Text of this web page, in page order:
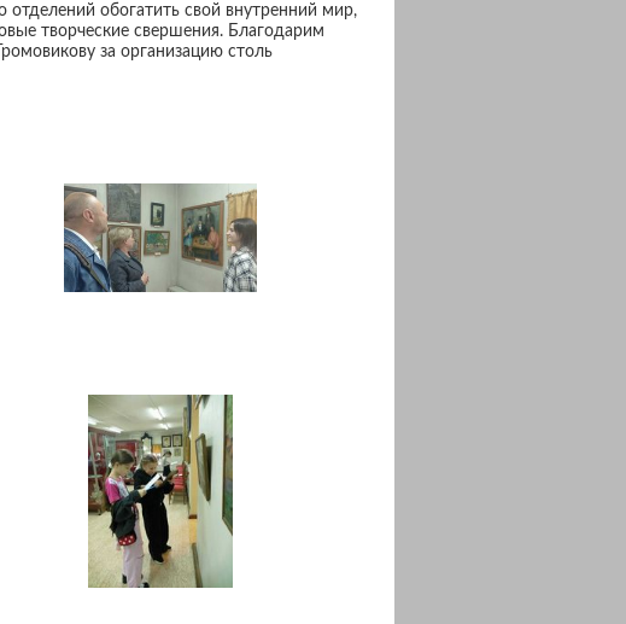
отделений обогатить свой внутренний мир,
творческие свершения. Благодарим
за организацию столь